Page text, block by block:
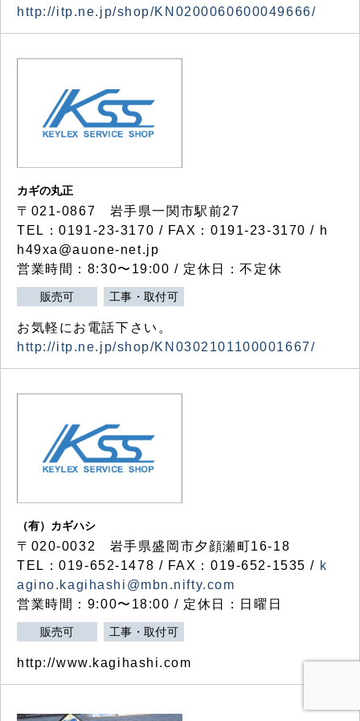
http://itp.ne.jp/shop/KN0200060600049666/
カギの丸正
〒021-0867 岩手県一関市駅前27
TEL：0191-23-3170 / FAX：0191-23-3170 / h
h49xa@auone-net.jp
営業時間：8:30〜19:00 / 定休日：不定休
販売可 工事・取付可
お気軽にお電話下さい。
http://itp.ne.jp/shop/KN0302101100001667/
（有）カギハシ
〒020-0032 岩手県盛岡市夕顔瀬町16-18
TEL：019-652-1478 / FAX：019-652-1535 / k
agino.kagihashi@mbn.nifty.com
営業時間：9:00〜18:00 / 定休日：日曜日
販売可 工事・取付可
http://www.kagihashi.com